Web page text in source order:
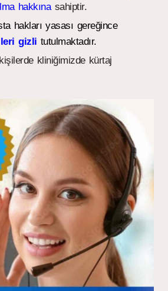
hakkınasahiptir.
hakları yasası gereğince
gizli tutulmaktadır.
kliniğimizde kürtaj